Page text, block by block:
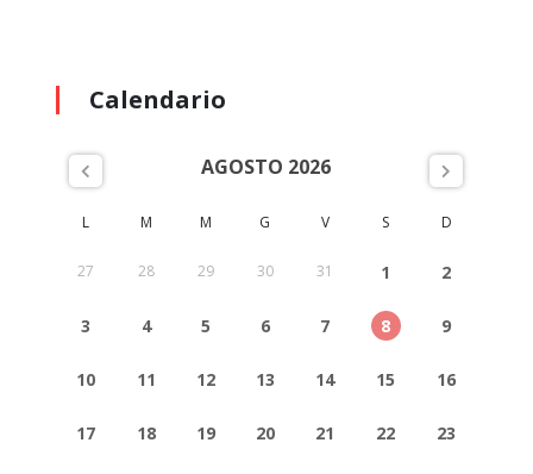
Calendario
AGOSTO 2026
L M M G V S D
27 28 29 30 31 1 2
3 4 5 6 7 8 9
10 11 12 13 14 15 16
17 18 19 20 21 22 23